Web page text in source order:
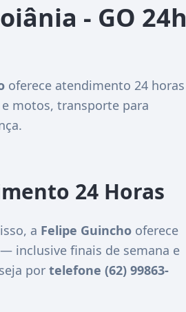
- GO 24h
oferece atendimento 24 horas
motos, transporte para
24 Horas
a Felipe Guincho oferece
inclusive finais de semana e
por telefone (62) 99863-